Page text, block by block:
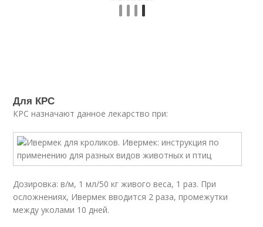
Для КРС
КРС назначают данное лекарство при:
Дозировка: в/м, 1 мл/50 кг живого веса, 1 раз. При
осложнениях, Ивермек вводится 2 раза, промежутки
между уколами 10 дней.